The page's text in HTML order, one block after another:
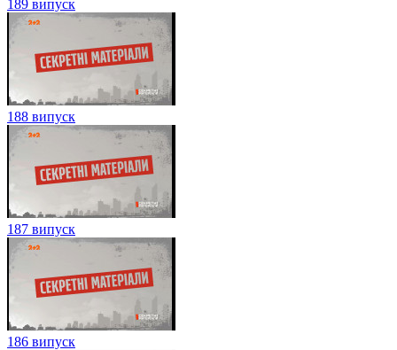
189 випуск
188 випуск
187 випуск
186 випуск